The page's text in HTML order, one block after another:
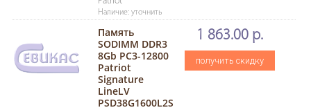
Наличие: уточнить
Память
SODIMM DDR3
8Gb PC3-12800
Patriot
Signature
LineLV
PSD38G1600L2S
1 863.00 р.
получить скидку